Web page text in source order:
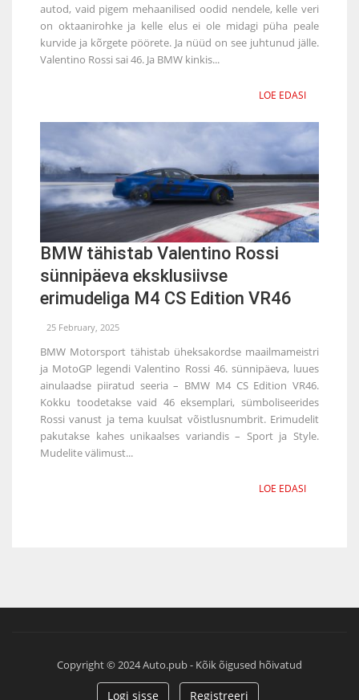
autod, vaid pigem mehaanilised oodid nendele, kelle veri
on oktaanirohke ja kelle elus ei ole midagi püha peale
kurvide ja kõrgete pöörete. Ja nüüd on see juhtunud jälle.
Valentino Rossi sai 46. Ja BMW kinkis...
LOE EDASI
BMW tähistab Valentino Rossi
sünnipäeva eksklusiivse
erimudeliga M4 CS Edition VR46
25 February, 2025
BMW Motorsport tähistab üheksakordse maailmameistri
ja MotoGP legendi Valentino Rossi 46. sünnipäeva, luues
ainulaadse piiratud seeria – BMW M4 CS Edition VR46.
Kokku toodetakse vaid 46 eksemplari, sümboliseerides
Rossi vanust ja tema kuulsat võistlusnumbrit. Erimudelit
pakutakse kahes unikaalses variandis – Sport ja Style.
Mudelite välimust...
LOE EDASI
Copyright © 2024 Auto.pub - Kõik õigused hõivatud
Logi sisse Registreeri